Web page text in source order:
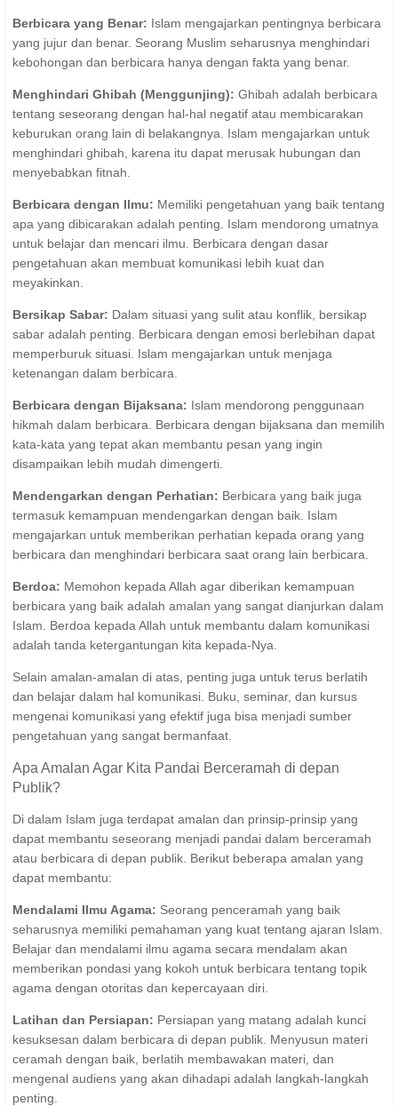
Berbicara yang Benar: Islam mengajarkan pentingnya berbicara
yang jujur dan benar. Seorang Muslim seharusnya menghindari
kebohongan dan berbicara hanya dengan fakta yang benar.
Menghindari Ghibah (Menggunjing): Ghibah adalah berbicara
tentang seseorang dengan hal-hal negatif atau membicarakan
keburukan orang lain di belakangnya. Islam mengajarkan untuk
menghindari ghibah, karena itu dapat merusak hubungan dan
menyebabkan fitnah.
Berbicara dengan Ilmu: Memiliki pengetahuan yang baik tentang
apa yang dibicarakan adalah penting. Islam mendorong umatnya
untuk belajar dan mencari ilmu. Berbicara dengan dasar
pengetahuan akan membuat komunikasi lebih kuat dan
meyakinkan.
Bersikap Sabar: Dalam situasi yang sulit atau konflik, bersikap
sabar adalah penting. Berbicara dengan emosi berlebihan dapat
memperburuk situasi. Islam mengajarkan untuk menjaga
ketenangan dalam berbicara.
Berbicara dengan Bijaksana: Islam mendorong penggunaan
hikmah dalam berbicara. Berbicara dengan bijaksana dan memilih
kata-kata yang tepat akan membantu pesan yang ingin
disampaikan lebih mudah dimengerti.
Mendengarkan dengan Perhatian: Berbicara yang baik juga
termasuk kemampuan mendengarkan dengan baik. Islam
mengajarkan untuk memberikan perhatian kepada orang yang
berbicara dan menghindari berbicara saat orang lain berbicara.
Berdoa: Memohon kepada Allah agar diberikan kemampuan
berbicara yang baik adalah amalan yang sangat dianjurkan dalam
Islam. Berdoa kepada Allah untuk membantu dalam komunikasi
adalah tanda ketergantungan kita kepada-Nya.
Selain amalan-amalan di atas, penting juga untuk terus berlatih
dan belajar dalam hal komunikasi. Buku, seminar, dan kursus
mengenai komunikasi yang efektif juga bisa menjadi sumber
pengetahuan yang sangat bermanfaat.
Apa Amalan Agar Kita Pandai Berceramah di depan
Publik?
Di dalam Islam juga terdapat amalan dan prinsip-prinsip yang
dapat membantu seseorang menjadi pandai dalam berceramah
atau berbicara di depan publik. Berikut beberapa amalan yang
dapat membantu:
Mendalami Ilmu Agama: Seorang penceramah yang baik
seharusnya memiliki pemahaman yang kuat tentang ajaran Islam.
Belajar dan mendalami ilmu agama secara mendalam akan
memberikan pondasi yang kokoh untuk berbicara tentang topik
agama dengan otoritas dan kepercayaan diri.
Latihan dan Persiapan: Persiapan yang matang adalah kunci
kesuksesan dalam berbicara di depan publik. Menyusun materi
ceramah dengan baik, berlatih membawakan materi, dan
mengenal audiens yang akan dihadapi adalah langkah-langkah
penting.